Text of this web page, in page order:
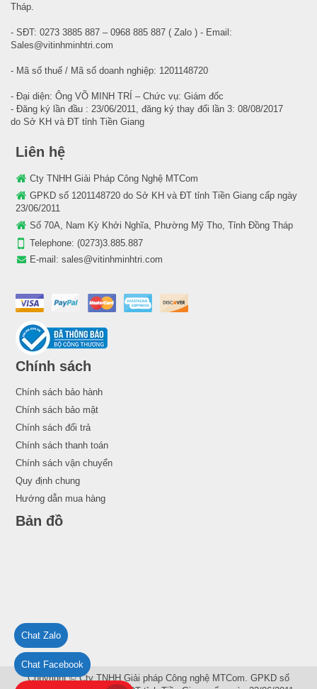
Chat Zalo
Chat Facebook
Tháp.
- SĐT: 0273 3885 887 – 0968 885 887 ( Zalo ) - Email:
Sales@vitinhminhtri.com
- Mã số thuế / Mã số doanh nghiệp: 1201148720
- Đại diện: Ông VÕ MINH TRÍ – Chức vụ: Giám đốc
- Đăng ký lần đầu : 23/06/2011, đăng ký thay đổi lần 3: 08/08/2017
do Sở KH và ĐT tỉnh Tiền Giang
Liên hệ
Cty TNHH Giải Pháp Công Nghệ MTCom
GPKD số 1201148720 do Sở KH và ĐT tỉnh Tiền Giang cấp ngày
23/06/2011
Số 70A, Nam Kỳ Khởi Nghĩa, Phường Mỹ Tho, Tỉnh Đồng Tháp
Telephone: (0273)3.885.887
E-mail: sales@vitinhminhtri.com
Chính sách
Chính sách bảo hành
Chính sách bảo mật
Chính sách đổi trả
Chính sách thanh toán
Chính sách vận chuyển
Quy định chung
Hướng dẫn mua hàng
Bản đồ
Copyright © Cty TNHH Giải pháp Công nghệ MTCom. GPKD số